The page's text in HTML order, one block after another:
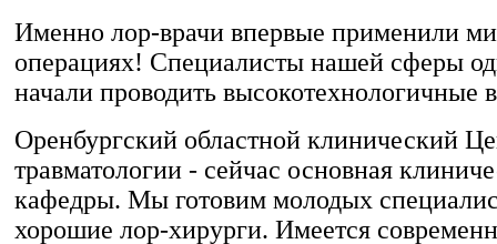
Именно лор-врачи впервые применили
операциях! Специалисты нашей сферы
начали проводить высокотехнологичные
Оренбургский областной клинический
травматологии - сейчас основная
кафедры. Мы готовим молодых
хорошие лор-хирурги. Имеется